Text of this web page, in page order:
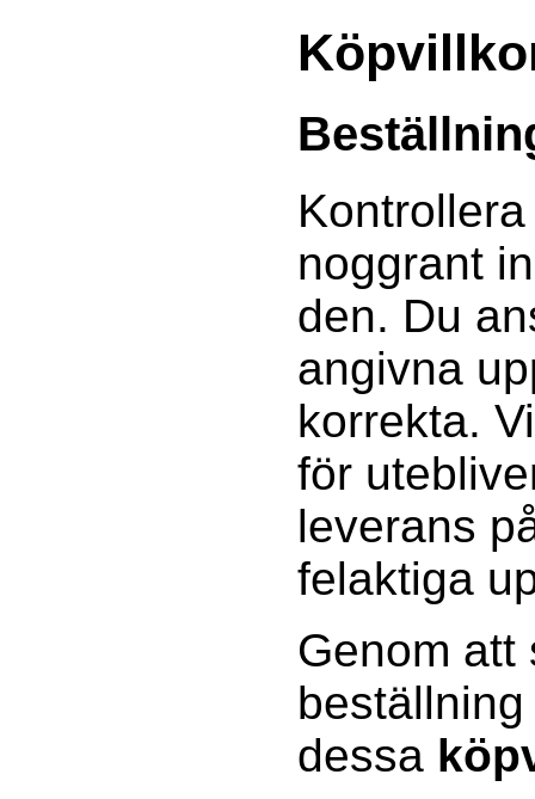
noggrant
den. Du
angivna
korrekta.
för
leverans
felaktiga
Genom att
dessa